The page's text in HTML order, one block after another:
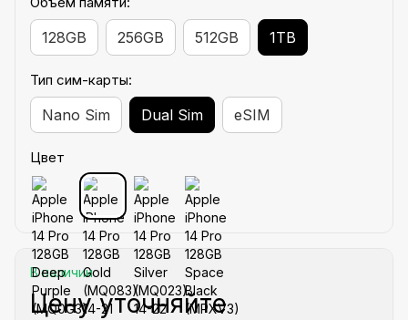
128GB 256GB 512GB 1TB
Тип сим-карты:
Nano Sim Dual Sim eSIM
Цвет
В наличии
Цену уточняйте